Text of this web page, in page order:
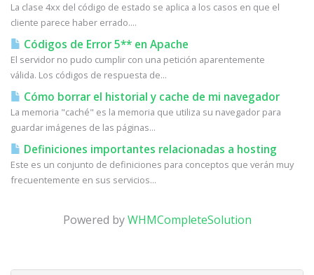
La clase 4xx del código de estado se aplica a los casos en que el
cliente parece haber errado....
Códigos de Error 5** en Apache
El servidor no pudo cumplir con una petición aparentemente
válida. Los códigos de respuesta de...
Cómo borrar el historial y cache de mi navegador
La memoria "caché" es la memoria que utiliza su navegador para
guardar imágenes de las páginas...
Definiciones importantes relacionadas a hosting
Este es un conjunto de definiciones para conceptos que verán muy
frecuentemente en sus servicios...
Powered byWHMCompleteSolution